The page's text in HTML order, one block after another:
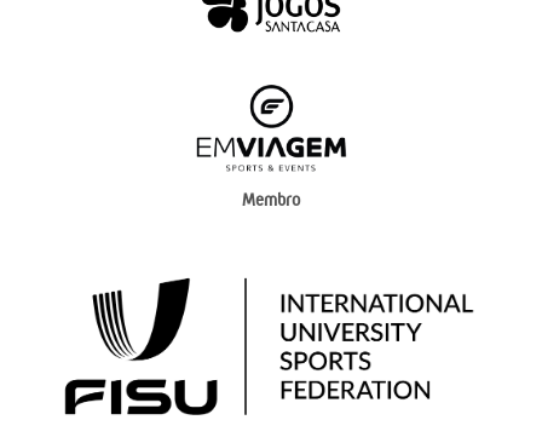
Membro